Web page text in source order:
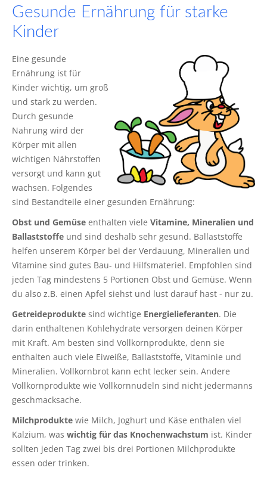
Gesunde Ernährung für starke
Kinder
Eine gesunde
Ernährung ist für
Kinder wichtig, um groß
und stark zu werden.
Durch gesunde
Nahrung wird der
Körper mit allen
wichtigen Nährstoffen
versorgt und kann gut
wachsen. Folgendes
sind Bestandteile einer gesunden Ernährung:
Obst und Gemüse enthalten viele Vitamine, Mineralien und
Ballaststoffe und sind deshalb sehr gesund. Ballaststoffe
helfen unserem Körper bei der Verdauung, Mineralien und
Vitamine sind gutes Bau- und Hilfsmateriel. Empfohlen sind
jeden Tag mindestens 5 Portionen Obst und Gemüse. Wenn
du also z.B. einen Apfel siehst und lust darauf hast - nur zu.
Getreideprodukte sind wichtige Energielieferanten. Die
darin enthaltenen Kohlehydrate versorgen deinen Körper
mit Kraft. Am besten sind Vollkornprodukte, denn sie
enthalten auch viele Eiweiße, Ballaststoffe, Vitaminie und
Mineralien. Vollkornbrot kann echt lecker sein. Andere
Vollkornprodukte wie Vollkornnudeln sind nicht jedermanns
geschmacksache.
Milchprodukte wie Milch, Joghurt und Käse enthalen viel
Kalzium, was wichtig für das Knochenwachstum ist. Kinder
sollten jeden Tag zwei bis drei Portionen Milchprodukte
essen oder trinken.